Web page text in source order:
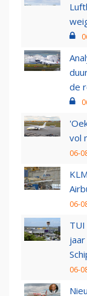
de
vol
06-
06-
06-